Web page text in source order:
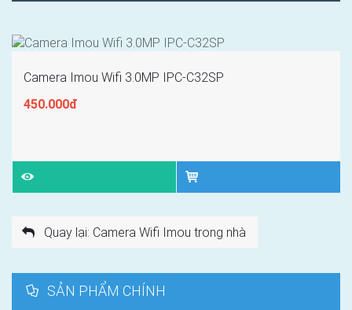
Camera Imou Wifi 3.0MP IPC-C32SP
450.000đ
Quay lại: Camera Wifi Imou trong nhà
SẢN PHẨM CHÍNH